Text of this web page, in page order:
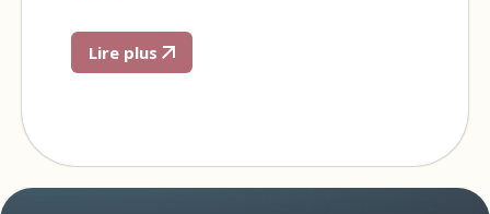
Lire plus